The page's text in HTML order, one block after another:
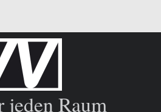
jeden Raum